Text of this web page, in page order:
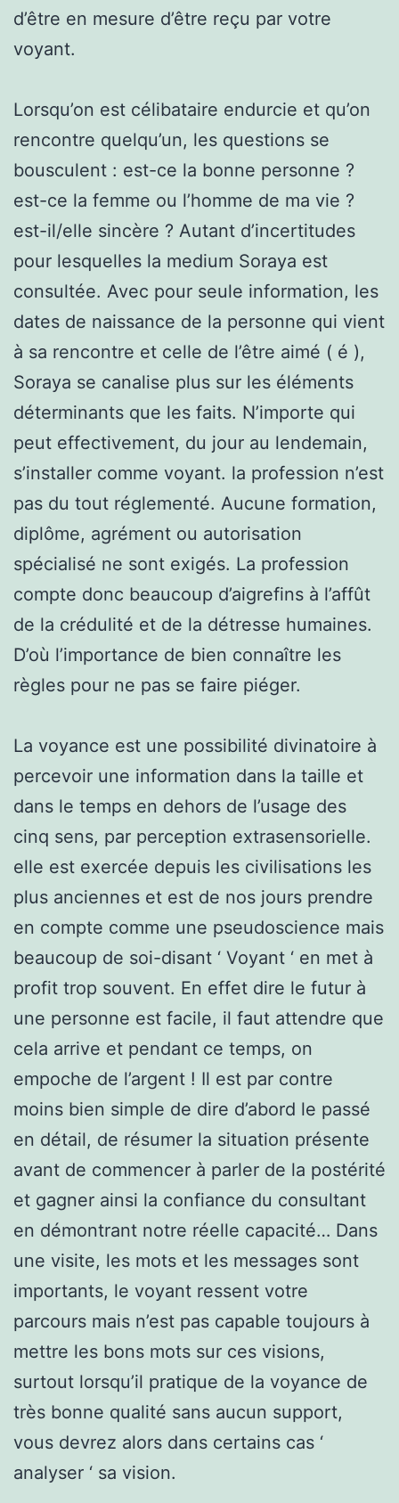
d’être en mesure d’être reçu par votre
voyant.
Lorsqu’on est célibataire endurcie et qu’on
rencontre quelqu’un, les questions se
bousculent : est-ce la bonne personne ?
est-ce la femme ou l’homme de ma vie ?
est-il/elle sincère ? Autant d’incertitudes
pour lesquelles la medium Soraya est
consultée. Avec pour seule information, les
dates de naissance de la personne qui vient
à sa rencontre et celle de l’être aimé ( é ),
Soraya se canalise plus sur les éléments
déterminants que les faits. N’importe qui
peut effectivement, du jour au lendemain,
s’installer comme voyant. la profession n’est
pas du tout réglementé. Aucune formation,
diplôme, agrément ou autorisation
spécialisé ne sont exigés. La profession
compte donc beaucoup d’aigrefins à l’affût
de la crédulité et de la détresse humaines.
D’où l’importance de bien connaître les
règles pour ne pas se faire piéger.
La voyance est une possibilité divinatoire à
percevoir une information dans la taille et
dans le temps en dehors de l’usage des
cinq sens, par perception extrasensorielle.
elle est exercée depuis les civilisations les
plus anciennes et est de nos jours prendre
en compte comme une pseudoscience mais
beaucoup de soi-disant ‘ Voyant ‘ en met à
profit trop souvent. En effet dire le futur à
une personne est facile, il faut attendre que
cela arrive et pendant ce temps, on
empoche de l’argent ! Il est par contre
moins bien simple de dire d’abord le passé
en détail, de résumer la situation présente
avant de commencer à parler de la postérité
et gagner ainsi la confiance du consultant
en démontrant notre réelle capacité… Dans
une visite, les mots et les messages sont
importants, le voyant ressent votre
parcours mais n’est pas capable toujours à
mettre les bons mots sur ces visions,
surtout lorsqu’il pratique de la voyance de
très bonne qualité sans aucun support,
vous devrez alors dans certains cas ‘
analyser ‘ sa vision.